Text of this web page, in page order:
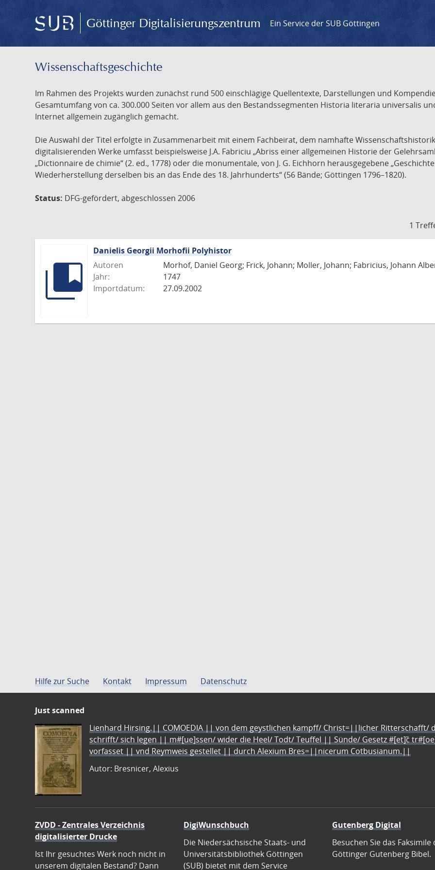
Göttinger Digitalisierungszentrum Ein Service der SUB Göttingen
Wissenschafts­geschichte
Im Rahmen des Projekts wurden zunächst rund 500 einschlägige Quellentexte, Darstellungen und
Gesamtumfang von ca. 300.000 Seiten vor allem aus den Bestandssegmenten Historia literaria universalis
Internet allgemein zugänglich gemacht.
Die Auswahl der Titel erfolgte in Zusammenarbeit mit einem Fachbeirat, dem namhafte
digitalisierenden Werke umfasst beispielsweise J.A. Fabriciu „Abriss einer allgemeinen Historie der
„Dictionnaire de chimie“ (2. ed., 1778) oder die monumentale, von J. G. Eichhorn herausgegebene
Wiederherstellung derselben bis an das Ende des 18. Jahrhunderts“ (56 Bände; Göttingen 1796–1820).
Status: DFG-gefördert, abgeschlossen 2006
1
Danielis Georgii Morhofii Polyhistor
Autoren
Morhof, Daniel Georg; Frick, Johann; Moller, Johann; Fabricius, Johann
Jahr:
1747
Importdatum:
27.09.2002
Hilfe zur Suche Kontakt Impressum Datenschutz
Just scanned
Lienhard Hirsing.|| COMOEDIA || von dem geystlichen kampff/ Christ=||licher Ritterschafft/
schrifft/ sich legen || m#[ue]ssen/ wider die Heel/ Todt/ Teuffel || Sünde/ Gesetz #[et]c̃
vorfasset || vnd Reymweis gestellet || durch Alexium Bres=||nicerum Cotbusianum.||
Autor: Bresnicer, Alexius
ZVDD - Zentrales Verzeichnis
digitalisierter Drucke
Ist Ihr gesuchtes Werk noch nicht in
unserem digitalen Bestand? Dann
DigiWunschbuch
Die Niedersächsische Staats- und
Universitätsbibliothek Göttingen
(SUB) bietet mit dem Service
Gutenberg Digital
Besuchen Sie das Faksimile
Göttinger Gutenberg Bibel.